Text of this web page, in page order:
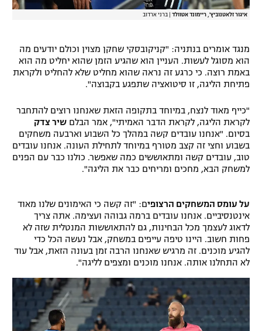
איגור זלאטנוביץ', ריימונד אטוולד ברני ארדוב
מנגד אומרים בנתניה: "קניקובסקי שחקן מצוין וכולם יודעים מה
הוא מסוגל לעשות. העניין הוא שהגיע הזמן שהוא יחליט מה הוא
באמת רוצה. כי כרגע זה נראה שהוא מחליט שלא להחליט ולקראת
פתיחת הליגה, זו סיטואציה שתפגע בקבוצה".
"כייף מאוד לנצח, במיוחד בתקופה הזאת שאנחנו רוצים להתחבר
לקראת הליגה, לקראת הדבר האמיתי", אמר הבלם שיר צדק
בסיום. "אנחנו עובדים קשה במהלך כל השבוע וארבעה משחקים
בשבוע וחצי זה קצב מטורף במיוחד לתחילת העונה. אנחנו עובדים
טוב, עובדים קשה ומתאוששים כמה שאפשר. כולנו כבר עם הפנים
למשחק הבא, מחכים ומריחים כבר את הליגה".
על עומס המשחקים הרצופים: "זה קשה כי האימונים שלנו מאוד
אינטנסיביים. אנחנו עובדים ברמה גבוהה ועצימה. אתה צריך
לדאוג לעצמך מכל הבחינות, גם להתאוששות המנטלית שזה לא
פחות חשוב. היינו טיפה עייפים במשחק, אבל נעשה הכל כדי
להגיע מוכנים. זה מרגיש שאנחנו הרבה זמן בעונה הזאת, אבל עוד
לא התחלנו אותה. אנחנו מוכנים ומצפים לליגה".